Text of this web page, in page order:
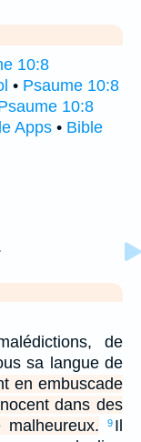
10:8
• Psaume 10:8
10:8
Apps • Bible
de
sa langue de
en embuscade
dans des
9 Il